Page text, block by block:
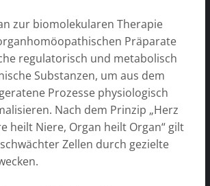
zur biomolekularen Therapie
Präparate
regulatorisch und metabolisch
Substanzen, um aus dem
Prozesse physiologisch
Nach dem Prinzip „Herz
heilt Niere, Organ heilt Organ“ gilt
Zellen durch gezielte